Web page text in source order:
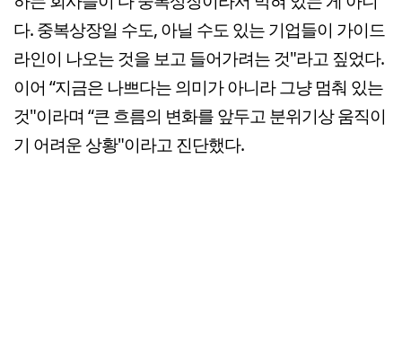
다. 중복상장일 수도, 아닐 수도 있는 기업들이 가이드
라인이 나오는 것을 보고 들어가려는 것"라고 짚었다.
이어 “지금은 나쁘다는 의미가 아니라 그냥 멈춰 있는
것"이라며 “큰 흐름의 변화를 앞두고 분위기상 움직이
기 어려운 상황"이라고 진단했다.